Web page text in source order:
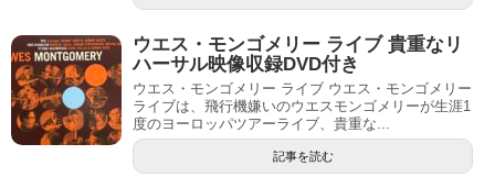
ウエス・モンゴメリー ライブ 貴重なリ
ハーサル映像収録DVD付き
ウエス・モンゴメリー ライブ ウエス・モンゴメリー
ライブは、飛行機嫌いのウエスモンゴメリーが生涯1
度のヨーロッパツアーライブ、貴重な...
記事を読む